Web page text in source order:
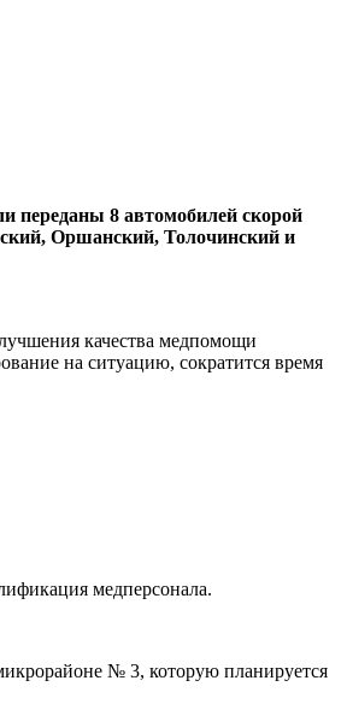
переданы 8 автомобилей скорой
Оршанский, Толочинский и
качества медпомощи
на ситуацию, сократится время
медперсонала.
№ 3, которую планируется